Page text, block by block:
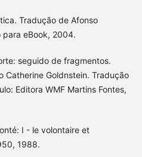
Tradução de Afonso
para eBook, 2004.
seguido de fragmentos.
Catherine Goldnstein. Tradução
Editora WMF Martins Fontes,
I - le volontaire et
1988.